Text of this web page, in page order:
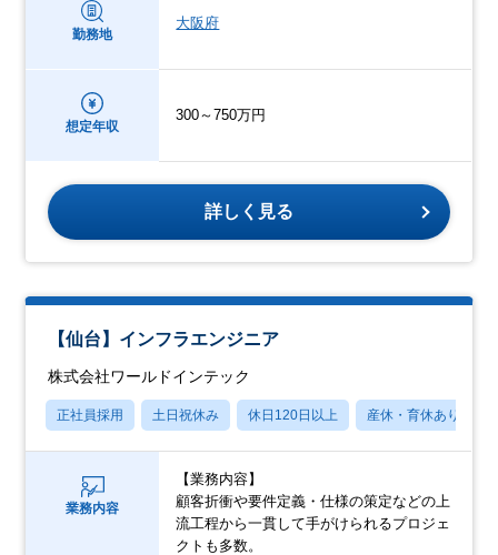
勤務地
大阪府
想定年収
300～750万円
詳しく見る
【仙台】インフラエンジニア
株式会社ワールドインテック
正社員採用 土日祝休み 休日120日以上 産休・育休あり
業務内容
【業務内容】
顧客折衝や要件定義・仕様の策定などの上
流工程から一貫して手がけられるプロジェ
クトも多数。